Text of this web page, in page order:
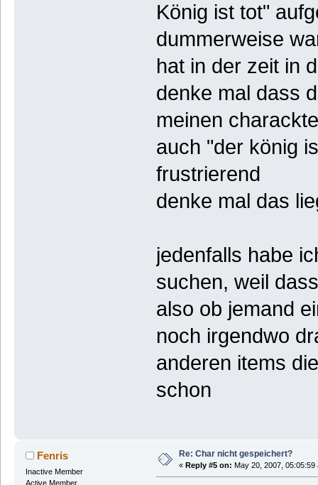
König ist tot"
dummerweise
hat in der zeit in
denke mal dass
meinen
auch "der könig
frustrierend
denke mal das
jedenfalls habe
suchen, weil
also ob jemand
noch irgendwo
anderen items
schon
Fenris
Inactive Member
Active Member
Re: Char nicht gespeichert?
« Reply #5 on: May 20, 2007, 05:05:59